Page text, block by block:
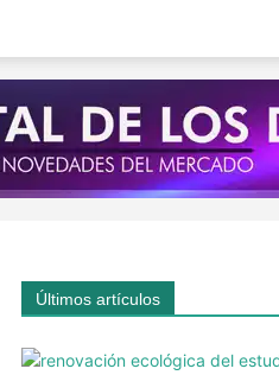
Últimos artículos